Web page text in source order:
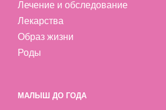
Лечение и обследование
Лекарства
Образ жизни
Роды
МАЛЫШ ДО ГОДА